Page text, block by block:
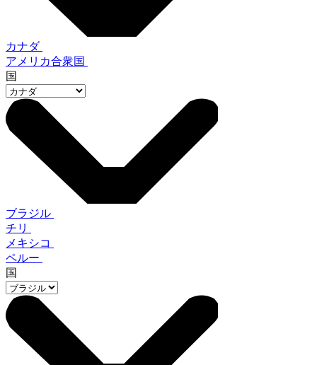
カナダ
アメリカ合衆国
国
ブラジル
チリ
メキシコ
ペルー
国